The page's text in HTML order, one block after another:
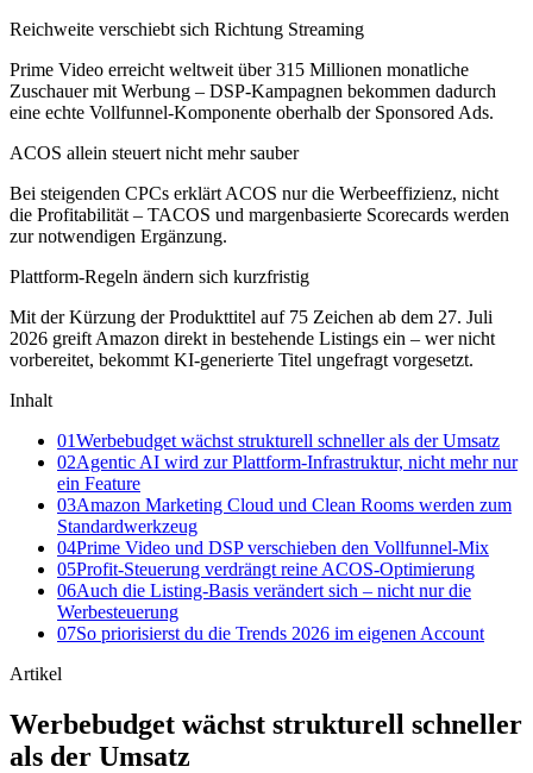
Reichweite verschiebt sich Richtung Streaming
Prime Video erreicht weltweit über 315 Millionen monatliche
Zuschauer mit Werbung – DSP-Kampagnen bekommen dadurch
eine echte Vollfunnel-Komponente oberhalb der Sponsored Ads.
ACOS allein steuert nicht mehr sauber
Bei steigenden CPCs erklärt ACOS nur die Werbeeffizienz, nicht
die Profitabilität – TACOS und margenbasierte Scorecards werden
zur notwendigen Ergänzung.
Plattform-Regeln ändern sich kurzfristig
Mit der Kürzung der Produkttitel auf 75 Zeichen ab dem 27. Juli
2026 greift Amazon direkt in bestehende Listings ein – wer nicht
vorbereitet, bekommt KI-generierte Titel ungefragt vorgesetzt.
Inhalt
01Werbebudget wächst strukturell schneller als der Umsatz
02Agentic AI wird zur Plattform-Infrastruktur, nicht mehr nur
ein Feature
03Amazon Marketing Cloud und Clean Rooms werden zum
Standardwerkzeug
04Prime Video und DSP verschieben den Vollfunnel-Mix
05Profit-Steuerung verdrängt reine ACOS-Optimierung
06Auch die Listing-Basis verändert sich – nicht nur die
Werbesteuerung
07So priorisierst du die Trends 2026 im eigenen Account
Artikel
Werbebudget wächst strukturell schneller
als der Umsatz